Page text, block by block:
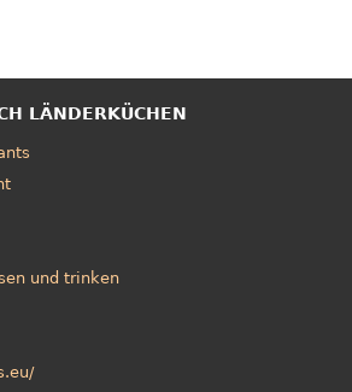
LÄNDERKÜCHEN
und trinken